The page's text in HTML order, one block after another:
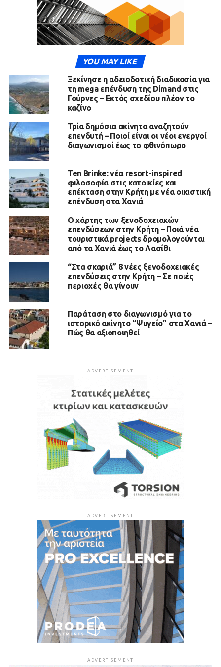
YOU MAY LIKE
Ξεκίνησε η αδειοδοτική διαδικασία για
τη mega επένδυση της Dimand στις
Γούρνες – Εκτός σχεδίου πλέον το
καζίνο
Τρία δημόσια ακίνητα αναζητούν
επενδυτή – Ποιοί είναι οι νέοι ενεργοί
διαγωνισμοί έως το φθινόπωρο
Ten Brinke: νέα resort-inspired
φιλοσοφία στις κατοικίες και
επέκταση στην Κρήτη με νέα οικιστική
επένδυση στα Χανιά
Ο χάρτης των ξενοδοχειακών
επενδύσεων στην Κρήτη – Ποιά νέα
τουριστικά projects δρομολογούνται
από τα Χανιά έως το Λασίθι
“Στα σκαριά” 8 νέες ξενοδοχειακές
επενδύσεις στην Κρήτη – Σε ποιές
περιοχές θα γίνουν
Παράταση στο διαγωνισμό για το
ιστορικό ακίνητο “Ψυγείο” στα Χανιά –
Πώς θα αξιοποιηθεί
ADVERTISEMENT
ADVERTISEMENT
ADVERTISEMENT